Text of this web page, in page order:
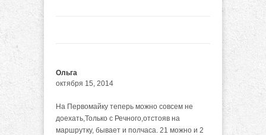
Ольга
октября 15, 2014
На Первомайку теперь можно совсем не
доехать,Только с Речного,отстояв на
маршрутку, бывает и полчаса. 21 можно и 2